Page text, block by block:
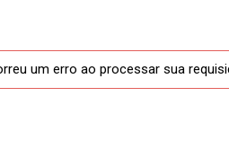
um erro ao processar sua